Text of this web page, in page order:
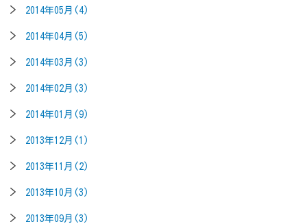
2014年05月(4)
2014年04月(5)
2014年03月(3)
2014年02月(3)
2014年01月(9)
2013年12月(1)
2013年11月(2)
2013年10月(3)
2013年09月(3)